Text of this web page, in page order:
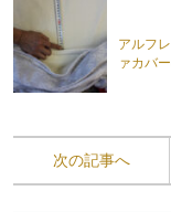
アルフ
ァカバ
次の記事へ